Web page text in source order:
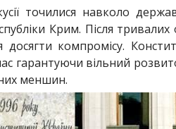
точилися навколо
Крим. Після тривалих
компромісу.
гарантуючи вільний
меншин.